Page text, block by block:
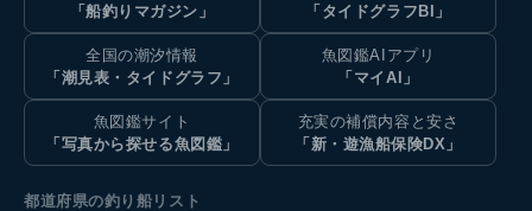
「船釣りマガジン」
「タイドグラフBI」
全国の潮汐情報
「潮見表・タイドグラフ」
魚図鑑AIアプリ
「マイAI」
魚図鑑サイト
「写真から探せる魚図鑑」
充実の補償内容と安さ
「新・遊漁船保険DX」
都道府県の釣り船リスト